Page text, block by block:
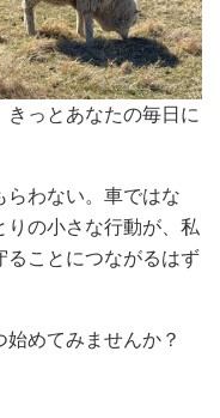
っとあなたの毎日に
らわない。車ではな
りの小さな行動が、私
ることにつながるはず
めてみませんか？